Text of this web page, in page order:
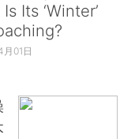
Its ‘Winter’
01日